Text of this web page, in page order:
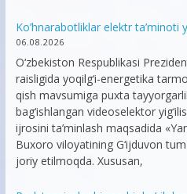
Ko’hnarabotliklar elektr ta’minoti
06.08.2026
O‘zbekiston Respublikasi
raisligida yoqilg‘i-energetika
qish mavsumiga puxta
bag‘ishlangan videoselektor
ijrosini ta’minlash maqsadida
Buxoro viloyatining G‘ijduvon
joriy etilmoqda. Xususan,